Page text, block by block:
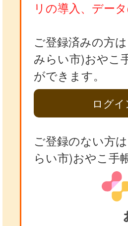
リの導入、デー
ご登録済みの方
みらい市)おやこ
ができます。
ログ
ご登録のない方
らい市)おやこ手